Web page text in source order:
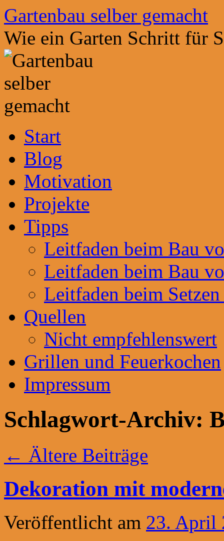
Zum
Inhalt
springen
Gartenbau selber gemacht
Wie ein Garten Schritt für
Start
Blog
Motivation
Projekte
Tipps
Leitfaden beim Bau
Leitfaden beim Bau
Leitfaden beim
Quellen
Nicht empfehlenswert
Grillen und Feuerkochen
Impressum
Schlagwort-Archiv:
← Ältere Beiträge
Dekoration mit
Veröffentlicht am 23. April